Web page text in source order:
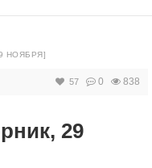
НОЯБРЯ]
57 0 838
29